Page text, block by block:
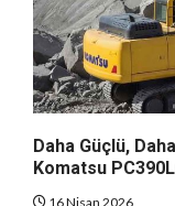
Daha Güçlü,
Komatsu
16 Nisan 2026